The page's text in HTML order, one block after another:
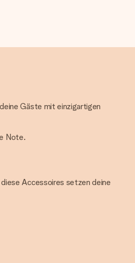
Gäste mit einzigartigen
Note.
Accessoires setzen deine